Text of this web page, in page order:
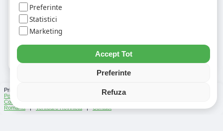
Bistrita?
❓ Ce alte informații locale vor fi
Prin folosirea Chat-ului Privabon, intelegem ca esti de acord cu
Politica de confidentialitate
TestelefacuteCe urmeaza
Cod Postal
România|Verificare Rovinieta|Contact
Preferinte
Statistici
Marketing
Accept Tot
Preferinte
Refuza